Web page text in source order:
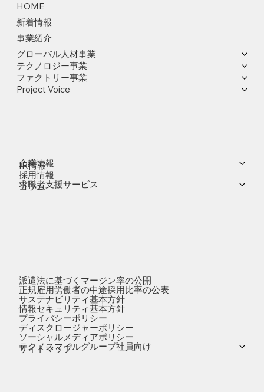
HOME
新着情報
事業紹介
グローバル人材事業
テクノロジー事業
ファクトリー事業
Project Voice
企業情報
IR情報
採用情報
求職者支援サービス
コラム
派遣法に基づくマージン率の公開
正規雇用労働者の中途採用比率の公表
サステナビリティ基本方針
情報セキュリティ基本方針
プライバシーポリシー
ディスクロージャーポリシー
ソーシャルメディアポリシー
テクノスマイルグループ社員向け
サイトマップ